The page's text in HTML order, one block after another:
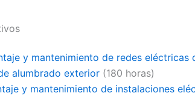
y mantenimiento de redes eléctricas
alumbrado exterior(180 horas)
y mantenimiento de instalaciones